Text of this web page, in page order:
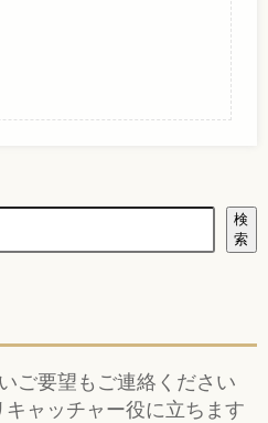
検
索
ご要望もご連絡ください
キャッチャー役に立ちます